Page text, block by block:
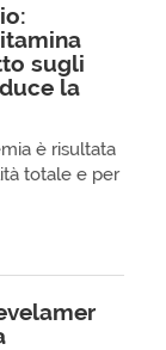
sugli
la
è risultata
totale e per